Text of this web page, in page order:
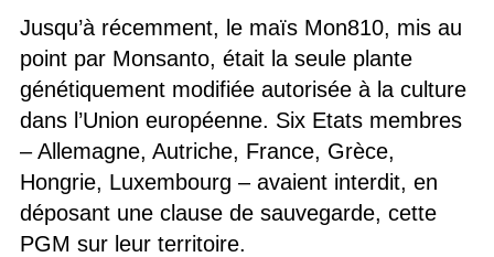
Jusqu’à récemment, le maïs Mon810, mis au
point par Monsanto, était la seule plante
génétiquement modifiée autorisée à la culture
dans l’Union européenne. Six Etats membres
– Allemagne, Autriche, France, Grèce,
Hongrie, Luxembourg – avaient interdit, en
déposant une clause de sauvegarde, cette
PGM sur leur territoire.